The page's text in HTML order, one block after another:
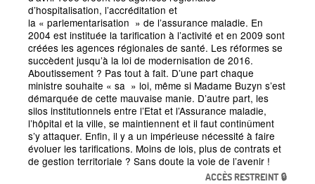
d’hospitalisation, l’accréditation et
la « parlementarisation » de l’assurance maladie. En
2004 est instituée la tarification à l’activité et en 2009 sont
créées les agences régionales de santé. Les réformes se
succèdent jusqu’à la loi de modernisation de 2016.
Aboutissement ? Pas tout à fait. D’une part chaque
ministre souhaite « sa » loi, même si Madame Buzyn s’est
démarquée de cette mauvaise manie. D’autre part, les
silos institutionnels entre l’Etat et l’Assurance maladie,
l’hôpital et la ville, se maintiennent et il faut continûment
s’y attaquer. Enfin, il y a un impérieuse nécessité à faire
évoluer les tarifications. Moins de lois, plus de contrats et
de gestion territoriale ? Sans doute la voie de l’avenir !
ACCÈS RESTREINT 🔒